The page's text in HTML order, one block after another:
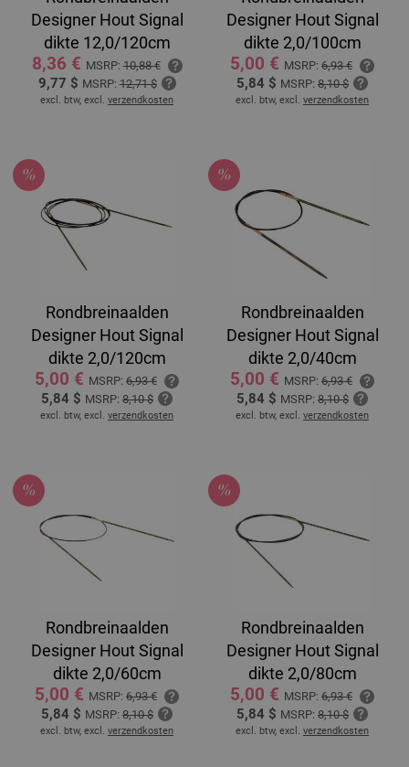
Designer Hout Signal
dikte 12,0/120cm
8,36 € MSRP:10,88 €
9,77 $ MSRP:12,71 $
excl. btw, excl. verzendkosten
Designer Hout Signal
dikte 2,0/100cm
5,00 € MSRP: 6,93 €
5,84 $ MSRP: 8,10 $
excl. btw, excl. verzendkosten
Rondbreinaalden
Designer Hout Signal
dikte 2,0/120cm
5,00 € MSRP: 6,93 €
5,84 $ MSRP: 8,10 $
excl. btw, excl. verzendkosten
Rondbreinaalden
Designer Hout Signal
dikte 2,0/40cm
5,00 € MSRP: 6,93 €
5,84 $ MSRP: 8,10 $
excl. btw, excl. verzendkosten
Rondbreinaalden
Designer Hout Signal
dikte 2,0/60cm
5,00 € MSRP: 6,93 €
5,84 $ MSRP: 8,10 $
excl. btw, excl. verzendkosten
Rondbreinaalden
Designer Hout Signal
dikte 2,0/80cm
5,00 € MSRP: 6,93 €
5,84 $ MSRP: 8,10 $
excl. btw, excl. verzendkosten